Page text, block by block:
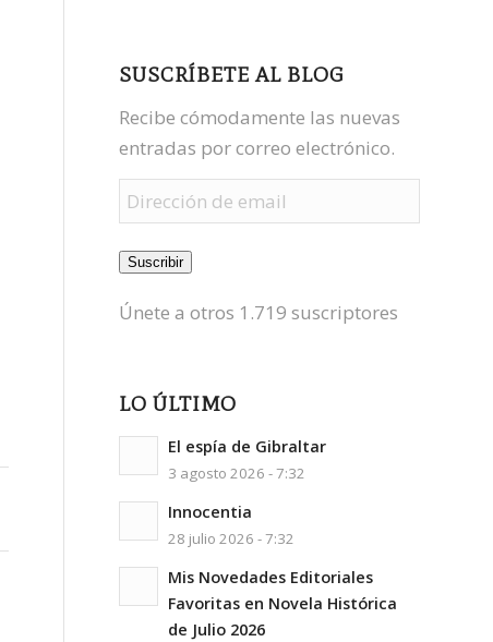
SUSCRÍBETE AL BLOG
Recibe cómodamente las nuevas
entradas por correo electrónico.
Dirección
de
email
Suscribir
Únete a otros 1.719 suscriptores
LO ÚLTIMO
El espía de Gibraltar
3 agosto 2026 - 7:32
Innocentia
28 julio 2026 - 7:32
Mis Novedades Editoriales
Favoritas en Novela Histórica
de Julio 2026